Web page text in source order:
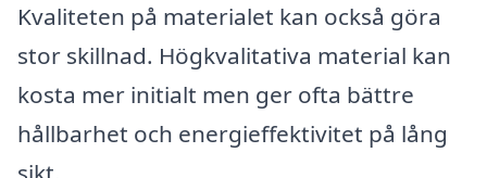
Kvaliteten på materialet kan också göra
stor skillnad. Högkvalitativa material kan
kosta mer initialt men ger ofta bättre
hållbarhet och energieffektivitet på lång